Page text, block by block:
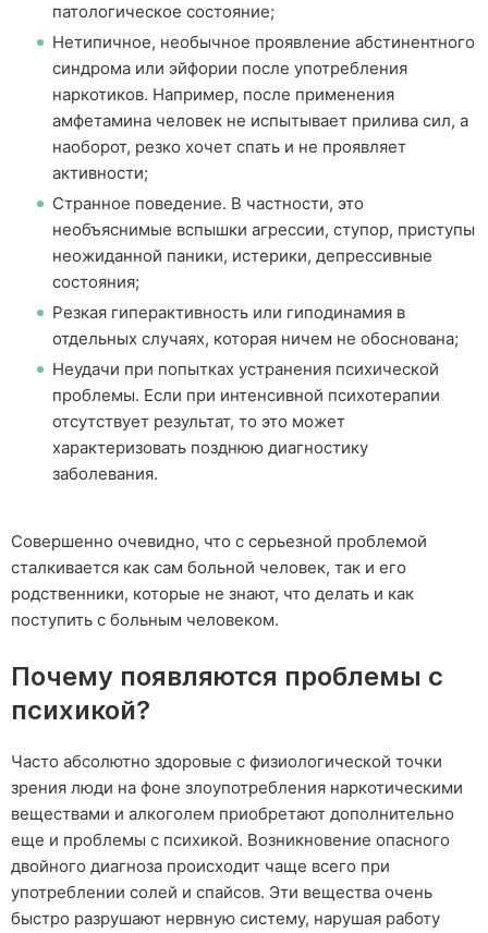
патологическое состояние;
Нетипичное, необычное проявление абстинентного
синдрома или эйфории после употребления
наркотиков. Например, после применения
амфетамина человек не испытывает прилива сил, а
наоборот, резко хочет спать и не проявляет
активности;
Странное поведение. В частности, это
необъяснимые вспышки агрессии, ступор, приступы
неожиданной паники, истерики, депрессивные
состояния;
Резкая гиперактивность или гиподинамия в
отдельных случаях, которая ничем не обоснована;
Неудачи при попытках устранения психической
проблемы. Если при интенсивной психотерапии
отсутствует результат, то это может
характеризовать позднюю диагностику
заболевания.
Совершенно очевидно, что с серьезной проблемой
сталкивается как сам больной человек, так и его
родственники, которые не знают, что делать и как
поступить с больным человеком.
Почему появляются проблемы с
психикой?
Часто абсолютно здоровые с физиологической точки
зрения люди на фоне злоупотребления наркотическими
веществами и алкоголем приобретают дополнительно
еще и проблемы с психикой. Возникновение опасного
двойного диагноза происходит чаще всего при
употреблении солей и спайсов. Эти вещества очень
быстро разрушают нервную систему, нарушая работу